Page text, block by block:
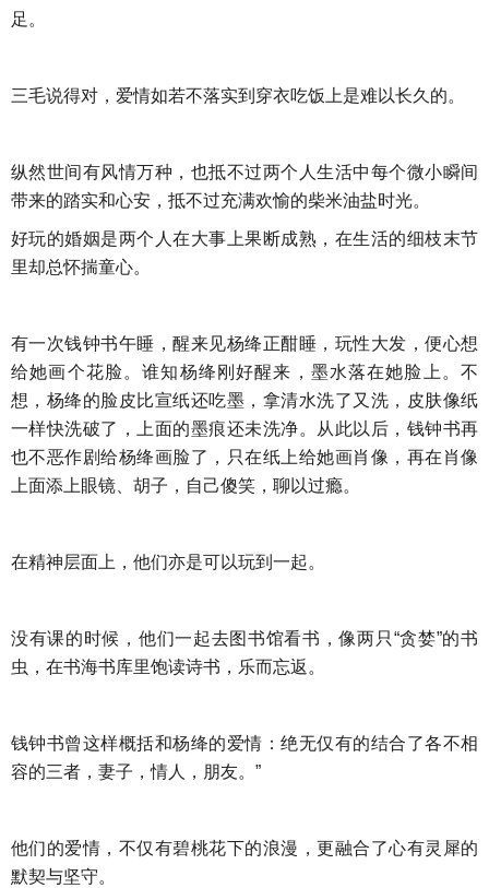
足。
三毛说得对，爱情如若不落实到穿衣吃饭上是难以长久的。
纵然世间有风情万种，也抵不过两个人生活中每个微小瞬间
带来的踏实和心安，抵不过充满欢愉的柴米油盐时光。
好玩的婚姻是两个人在大事上果断成熟，在生活的细枝末节
里却总怀揣童心。
有一次钱钟书午睡，醒来见杨绛正酣睡，玩性大发，便心想
给她画个花脸。谁知杨绛刚好醒来，墨水落在她脸上。不
想，杨绛的脸皮比宣纸还吃墨，拿清水洗了又洗，皮肤像纸
一样快洗破了，上面的墨痕还未洗净。从此以后，钱钟书再
也不恶作剧给杨绛画脸了，只在纸上给她画肖像，再在肖像
上面添上眼镜、胡子，自己傻笑，聊以过瘾。
在精神层面上，他们亦是可以玩到一起。
没有课的时候，他们一起去图书馆看书，像两只“贪婪”的书
虫，在书海书库里饱读诗书，乐而忘返。
钱钟书曾这样概括和杨绛的爱情：绝无仅有的结合了各不相
容的三者，妻子，情人，朋友。”
他们的爱情，不仅有碧桃花下的浪漫，更融合了心有灵犀的
默契与坚守。